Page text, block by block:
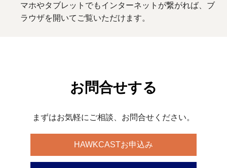
マホやタブレットでもインターネットが繋がれば、ブ
ラウザを開いてご覧いただけます。
お問合せする
まずはお気軽にご相談、お問合せください。
HAWKCASTお申込み